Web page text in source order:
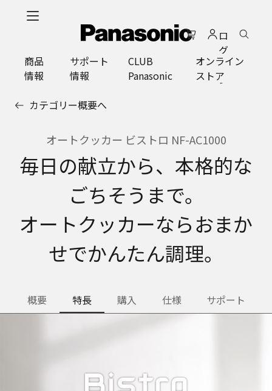
ロ
グ
イ
ン
商品
情報
サポート
情報
CLUB
Panasonic
オンライン
ストア
カテゴリー概要へ
オートクッカー ビストロ NF-AC1000
毎日の献立から、本格的な
ごちそうまで。
オートクッカーならおまか
せでかんたん調理。
概要 特長 購入 仕様 サポート